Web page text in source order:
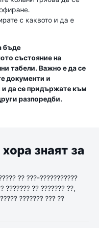
с каквото и да е
бъде
състояние на
табели. Важно е да се
документи и
и да се придържате към
разпоредби.
знаят за
?? ???-???????????
??????? ?? ??????? ??,
??????? ??? ??